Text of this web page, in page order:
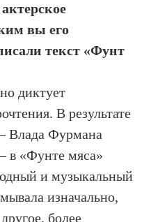
вы его
текст «Фунт
диктует
В результате
Влада Фурмана
в «Фунте мяса»
и музыкальный
изначально,
более